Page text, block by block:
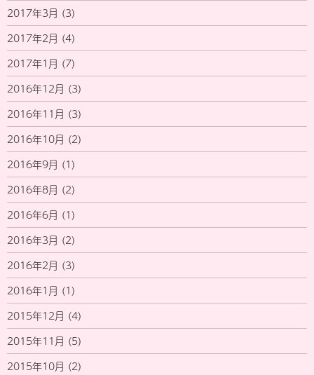
2017年3月 (3)
2017年2月 (4)
2017年1月 (7)
2016年12月 (3)
2016年11月 (3)
2016年10月 (2)
2016年9月 (1)
2016年8月 (2)
2016年6月 (1)
2016年3月 (2)
2016年2月 (3)
2016年1月 (1)
2015年12月 (4)
2015年11月 (5)
2015年10月 (2)